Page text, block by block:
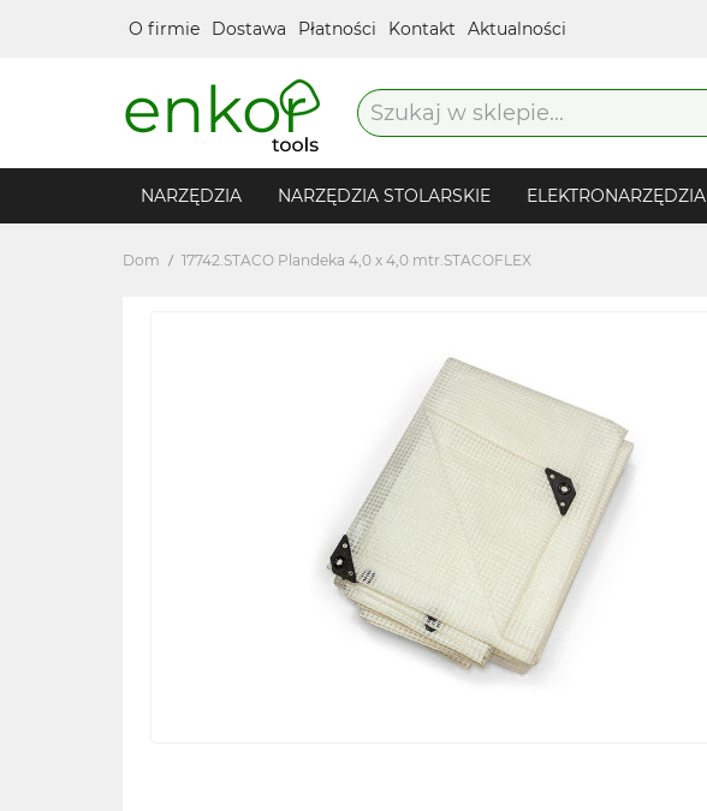
O firmie Dostawa Płatności Kontakt Aktualności
NARZĘDZIA NARZĘDZIA STOLARSKIE ELEKTRONARZĘDZIA
Dom 17742.STACO Plandeka 4,0 x 4,0 mtr.STACOFLEX